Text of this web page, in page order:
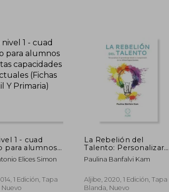
1 - cuad
para alumnos
capacidades
(Fichas
Elices Simon
1 Edición, Tapa
Nuevo
La Rebelión del
Talento: Personalizar
el Aprendizaje Desde
la Comprensión de las
Paulina Banfalvi Kam
Aljibe, 2020, 1 Edición, Tapa
Blanda, Nuevo